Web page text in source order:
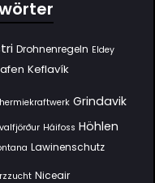
Drohnenregeln Eldey
Keflavík
Grindavik
Háifoss Höhlen
Lawinenschutz
Niceair